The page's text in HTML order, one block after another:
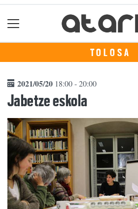
TOLOSA
2021/05/20 18:00 - 20:00
Jabetze eskola